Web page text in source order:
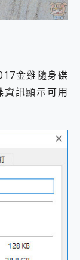
金雞隨身碟
資訊顯示可用